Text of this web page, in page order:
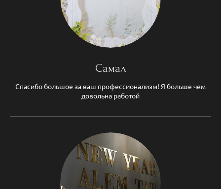
Самал
Спасибо большое за ваш профессионализм! Я больше чем
довольна работой